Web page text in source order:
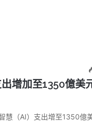
增加至1350億美
慧（AI）支出增至1350億